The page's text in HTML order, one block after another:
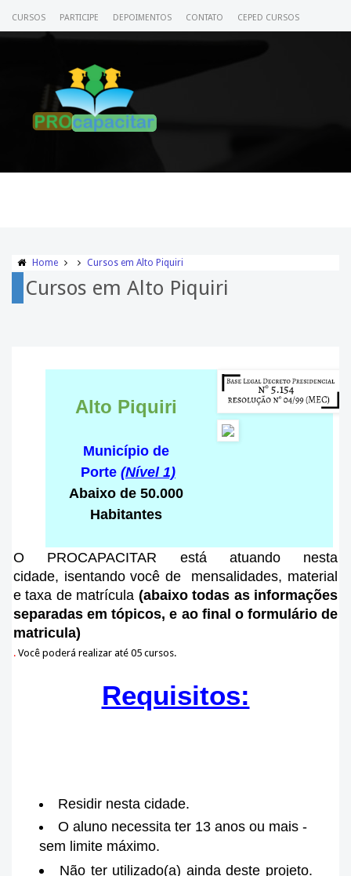
CURSOS PARTICIPE DEPOIMENTOS CONTATO CEPED CURSOS
Home Cursos em Alto Piquiri
Cursos em Alto Piquiri
Alto Piquiri
Município de
Porte (Nível 1)
Abaixo de 50.000
Habitantes
O PROCAPACITAR está atuando nesta
cidade, isentando você de mensalidades, material
e taxa de matrícula (abaixo todas as informações
separadas em tópicos, e ao final o formulário de
matricula)
. Você poderá realizar até 05 cursos.
Requisitos:
Residir nesta cidade.
O aluno necessita ter 13 anos ou mais -
sem limite máximo.
Não ter utilizado(a) ainda deste projeto.